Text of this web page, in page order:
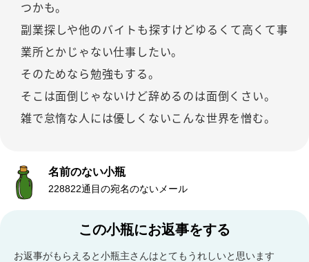
つかも。
副業探しや他のバイトも探すけどゆるくて高くて事
業所とかじゃない仕事したい。
そのためなら勉強もする。
そこは面倒じゃないけど辞めるのは面倒くさい。
雑で怠惰な人には優しくないこんな世界を憎む。
名前のない小瓶
228822通目の宛名のないメール
この小瓶にお返事をする
お返事がもらえると小瓶主さんはとてもうれしいと思います